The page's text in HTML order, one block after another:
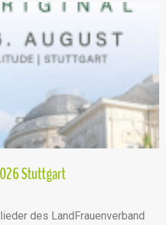
Stuttgart
des LandFrauenverband